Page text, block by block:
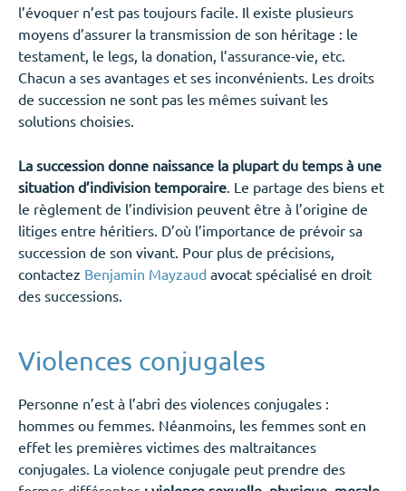
l’évoquer n’est pas toujours facile. Il existe plusieurs
moyens d’assurer la transmission de son héritage : le
testament, le legs, la donation, l’assurance-vie, etc.
Chacun a ses avantages et ses inconvénients. Les droits
de succession ne sont pas les mêmes suivant les
solutions choisies.
La succession donne naissance la plupart du temps à une
situation d’indivision temporaire. Le partage des biens et
le règlement de l’indivision peuvent être à l’origine de
litiges entre héritiers. D’où l’importance de prévoir sa
succession de son vivant. Pour plus de précisions,
contactez Benjamin Mayzaud avocat spécialisé en droit
des successions.
Violences conjugales
Personne n’est à l’abri des violences conjugales :
hommes ou femmes. Néanmoins, les femmes sont en
effet les premières victimes des maltraitances
conjugales. La violence conjugale peut prendre des